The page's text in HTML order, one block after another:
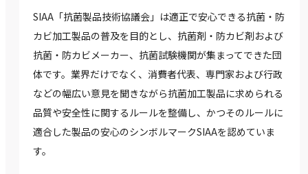
SIAA「抗菌製品技術協議会」は適正で安心できる抗菌・防
カビ加工製品の普及を目的とし、抗菌剤・防カビ剤および
抗菌・防カビメーカー、抗菌試験機関が集まってできた団
体です。業界だけでなく、消費者代表、専門家および行政
などの幅広い意見を聞きながら抗菌加工製品に求められる
品質や安全性に関するルールを整備し、かつそのルールに
適合した製品の安心のシンボルマークSIAAを認めていま
す。